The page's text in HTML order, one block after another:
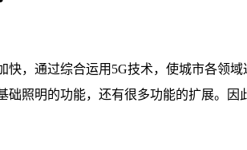
，通过综合运用5G技术，使城市各领
照明的功能，还有很多功能的扩展。因